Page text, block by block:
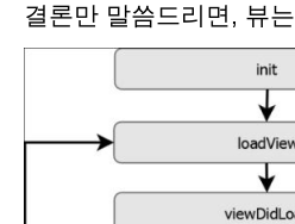
결론만 말씀드리면, 뷰는